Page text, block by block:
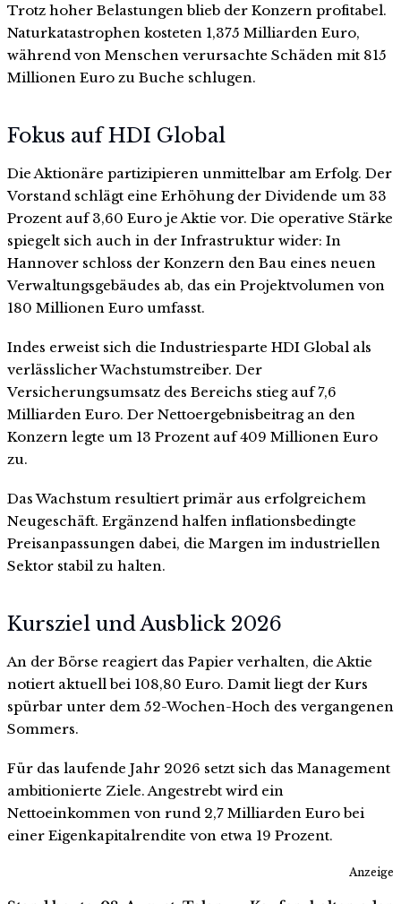
Trotz hoher Belastungen blieb der Konzern profitabel.
Naturkatastrophen kosteten 1,375 Milliarden Euro,
während von Menschen verursachte Schäden mit 815
Millionen Euro zu Buche schlugen.
Fokus auf HDI Global
Die Aktionäre partizipieren unmittelbar am Erfolg. Der
Vorstand schlägt eine Erhöhung der Dividende um 33
Prozent auf 3,60 Euro je Aktie vor. Die operative Stärke
spiegelt sich auch in der Infrastruktur wider: In
Hannover schloss der Konzern den Bau eines neuen
Verwaltungsgebäudes ab, das ein Projektvolumen von
180 Millionen Euro umfasst.
Indes erweist sich die Industriesparte HDI Global als
verlässlicher Wachstumstreiber. Der
Versicherungsumsatz des Bereichs stieg auf 7,6
Milliarden Euro. Der Nettoergebnisbeitrag an den
Konzern legte um 13 Prozent auf 409 Millionen Euro
zu.
Das Wachstum resultiert primär aus erfolgreichem
Neugeschäft. Ergänzend halfen inflationsbedingte
Preisanpassungen dabei, die Margen im industriellen
Sektor stabil zu halten.
Kursziel und Ausblick 2026
An der Börse reagiert das Papier verhalten, die Aktie
notiert aktuell bei 108,80 Euro. Damit liegt der Kurs
spürbar unter dem 52-Wochen-Hoch des vergangenen
Sommers.
Für das laufende Jahr 2026 setzt sich das Management
ambitionierte Ziele. Angestrebt wird ein
Nettoeinkommen von rund 2,7 Milliarden Euro bei
einer Eigenkapitalrendite von etwa 19 Prozent.
Anzeige